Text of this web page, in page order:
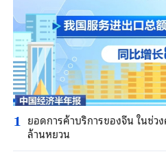
1 ยอดการค้าบริการของจีน ในช่
ล้านหยวน